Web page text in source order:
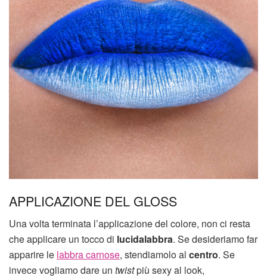
APPLICAZIONE DEL GLOSS
Una volta terminata l’applicazione del colore, non ci resta
che applicare un tocco di lucidalabbra. Se desideriamo far
apparire le labbra carnose, stendiamolo al centro. Se
invece vogliamo dare un twistpiù sexy al look,